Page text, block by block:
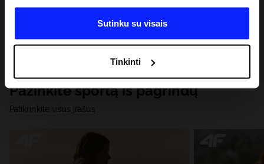
duomenimis, kuriuos jie gauna, kai naudojatės jų
paslaugomis. Gavus Jūsų leidimą, mes galime perduoti
Jūsų asmeninę informaciją savo partneriams, siekdami
analitinius tyrimus, pritaikyti turinį ir tobulinti mūsų
partnerių siūlomus sprendimus (pvz., socialinius tinklus).
Išsamią informaciją rasite mūsų Privatumo politikoje ir
skiltyje „Išsami informacija“.
Sutinku su visais
Tinkinti
Pažinkite sportą iš pagrindų
Patikrinkite visus įrašus